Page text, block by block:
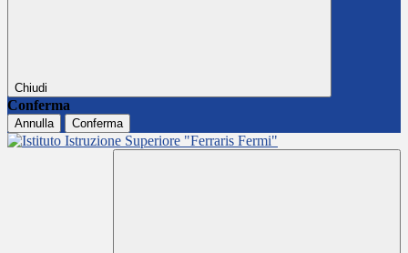
Chiudi
Conferma
Annulla Conferma